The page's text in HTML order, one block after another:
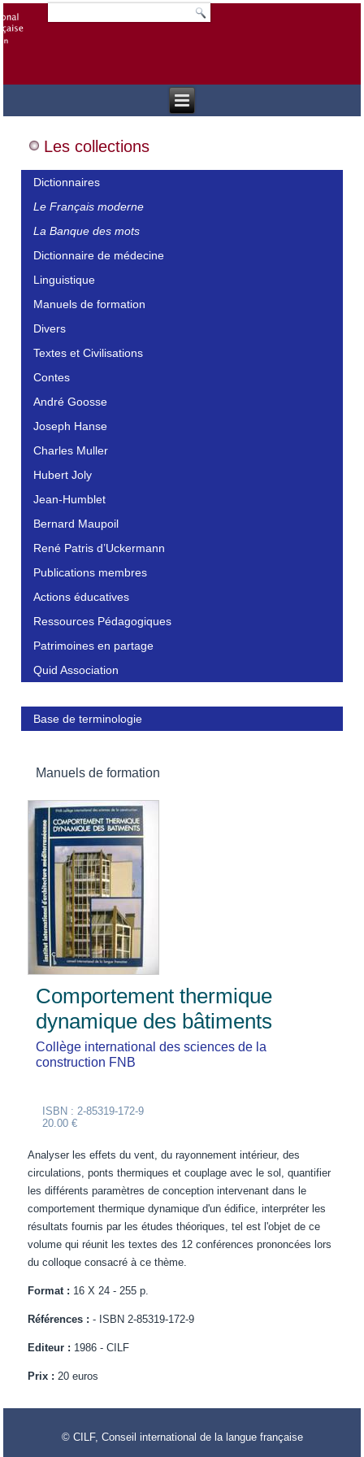
Les collections
Dictionnaires
Le Français moderne
La Banque des mots
Dictionnaire de médecine
Linguistique
Manuels de formation
Divers
Textes et Civilisations
Contes
André Goosse
Joseph Hanse
Charles Muller
Hubert Joly
Jean-Humblet
Bernard Maupoil
René Patris d’Uckermann
Publications membres
Actions éducatives
Ressources Pédagogiques
Patrimoines en partage
Quid Association
Base de terminologie
Manuels de formation
Comportement thermique
dynamique des bâtiments
Collège international des sciences de la
construction FNB
ISBN : 2-85319-172-9
20.00 €
Analyser les effets du vent, du rayonnement intérieur, des
circulations, ponts thermiques et couplage avec le sol, quantifier
les différents paramètres de conception intervenant dans le
comportement thermique dynamique d'un édifice, interpréter les
résultats fournis par les études théoriques, tel est l'objet de ce
volume qui réunit les textes des 12 conférences prononcées lors
du colloque consacré à ce thème.
Format : 16 X 24 - 255 p.
Références :- ISBN 2-85319-172-9
Editeur : 1986 - CILF
Prix : 20 euros
© CILF, Conseil international de la langue française